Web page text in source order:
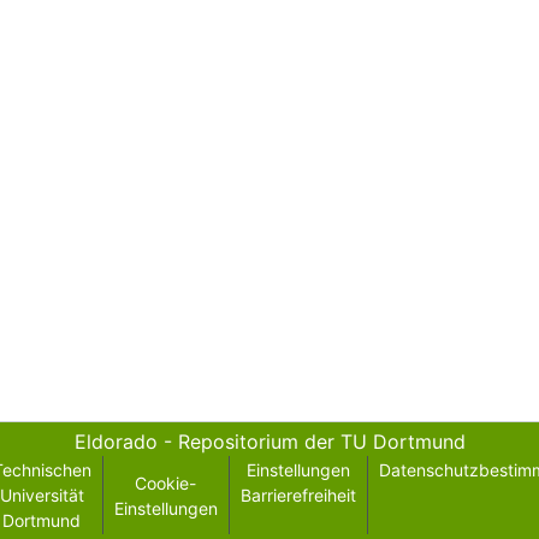
Eldorado - Repositorium der TU Dortmund
Universität
Dortmund
Cookie-
Einstellungen
Einstellungen
Barrierefreiheit